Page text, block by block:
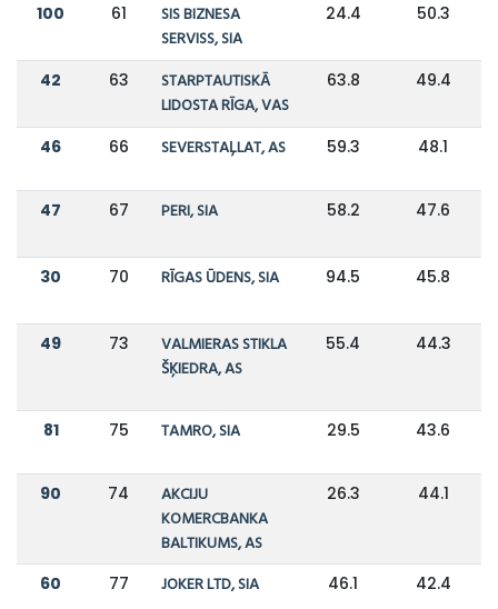
100 61
SIS BIZNESA
SERVISS, SIA
24.4 50.3
42 63
STARPTAUTISKĀ
LIDOSTA RĪGA, VAS
63.8 49.4
46 66 SEVERSTAĻLAT, AS 59.3 48.1
47 67 PERI, SIA 58.2 47.6
30 70 RĪGAS ŪDENS, SIA 94.5 45.8
49 73
VALMIERAS STIKLA
ŠĶIEDRA, AS
55.4 44.3
81 75 TAMRO, SIA 29.5 43.6
90 74
AKCIJU
KOMERCBANKA
BALTIKUMS, AS
26.3 44.1
60 77 JOKER LTD, SIA 46.1 42.4